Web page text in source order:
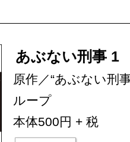
あぶない刑事 1
原作／“あぶない刑
ループ
本体500円 + 税